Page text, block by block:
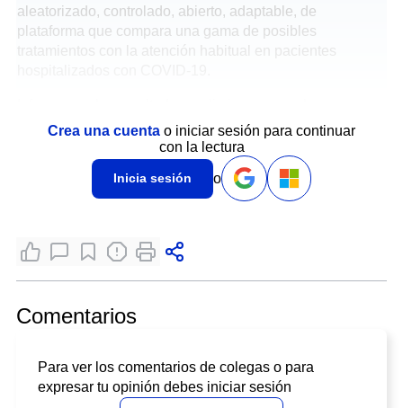
aleatorizado, controlado, abierto, adaptable, de
plataforma que compara una gama de posibles
tratamientos con la atención habitual en pacientes
comparación dedexametasona 6 mg administrados una
vez al día durante un máximo de diez días versus la
atención habitual sola.
resultado primariofue la mortalidad a los 28 días.
Se compararon 2104 pacientes asignados al azar para
recibir dexametasona con 4321 pacientes asignados
simultáneamente a la atención habitual.
dexametasona y 1065 (24,6%) pacientes asignaron
atención habitualfallecieron
dentro de los 28 días (índice
de frecuencia ajustada por edad [RR] 0,83; intervalo de
Crea una cuenta o iniciar sesión para continuar
con la lectura
Inicia sesión o
Comentarios
Para ver los comentarios de colegas o para
expresar tu opinión debes iniciar sesión